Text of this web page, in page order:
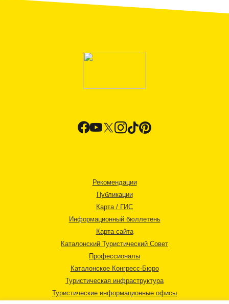
Рекомендации
Публикации
Карта / ГИС
Информационный бюллетень
Карта сайта
Каталонский Туристический Совет
Профессионалы
Каталонское Конгресс-Бюро
Туристическая инфраструктура
Туристические информационные офисы